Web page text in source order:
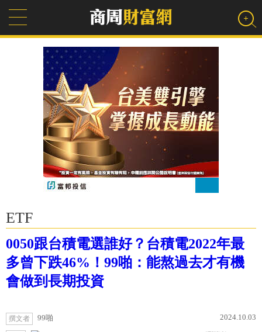
ETF
0050跟台積電選誰好？台積電2022年最
多曾下跌46%！99啪：能熬過去才有機
會做到長期投資
撰文者 99啪 2024.10.03